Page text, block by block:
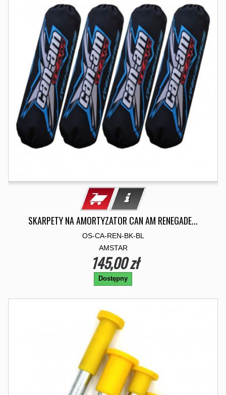
SKARPETY NA AMORTYZATOR CAN AM RENEGADE...
OS-CA-REN-BK-BL
AMSTAR
145,00 zł
Dostępny